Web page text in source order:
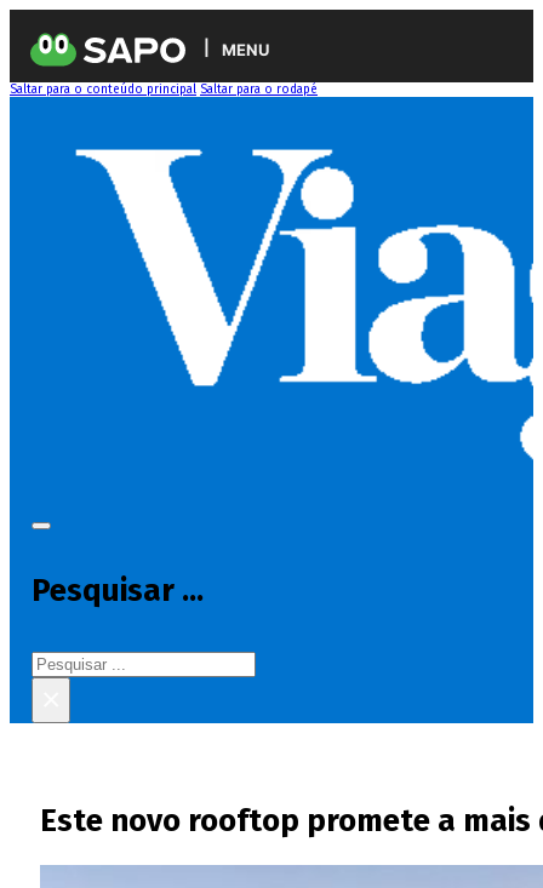
MENU
Saltar para o conteúdo principal Saltar para o rodapé
Pesquisar ...
Pesquisar
Este novo rooftop promete a